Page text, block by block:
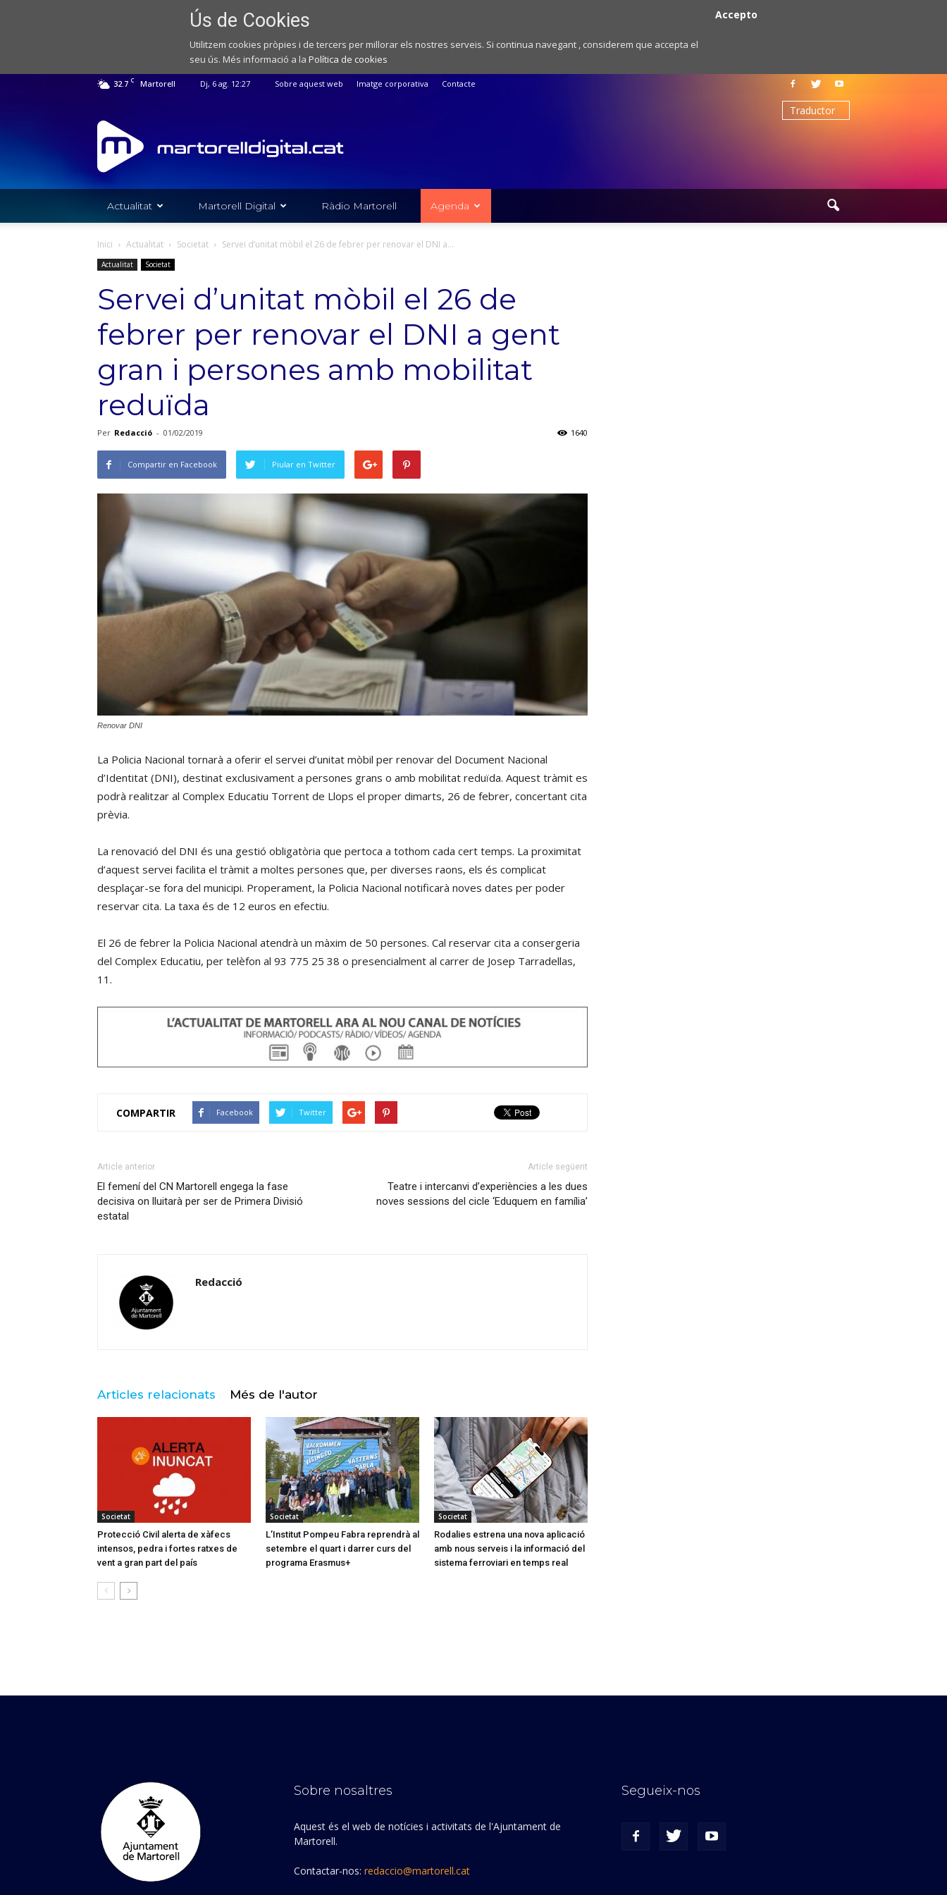
Ús de Cookies
Utilitzem cookies pròpies i de tercers per millorar els nostres serveis. Si continua navegant , considerem que accepta el
seu ús. Més informació a la Política de cookies
Accepto
32.7 C Martorell Dj, 6 ag. 12:27 Sobre aquest web Imatge corporativa Contacte
Web
de
notícies
de
l'Ajuntament
Martorell
Actualitat Martorell Digital Ràdio Martorell Agenda
Inici Actualitat Societat Servei d’unitat mòbil el 26 de febrer per renovar el DNI a...
Actualitat Societat
Servei d’unitat mòbil el 26 de
febrer per renovar el DNI a gent
gran i persones amb mobilitat
reduïda
Per Redacció - 01/02/2019 1640
Compartir en Facebook Piular en Twitter
Renovar DNI
La Policia Nacional tornarà a oferir el servei d’unitat mòbil per renovar del Document Nacional
d’Identitat (DNI), destinat exclusivament a persones grans o amb mobilitat reduïda. Aquest tràmit es
podrà realitzar al Complex Educatiu Torrent de Llops el proper dimarts, 26 de febrer, concertant cita
prèvia.
La renovació del DNI és una gestió obligatòria que pertoca a tothom cada cert temps. La proximitat
d’aquest servei facilita el tràmit a moltes persones que, per diverses raons, els és complicat
desplaçar-se fora del municipi. Properament, la Policia Nacional notificarà noves dates per poder
reservar cita. La taxa és de 12 euros en efectiu.
El 26 de febrer la Policia Nacional atendrà un màxim de 50 persones. Cal reservar cita a consergeria
del Complex Educatiu, per telèfon al 93 775 25 38 o presencialment al carrer de Josep Tarradellas,
11.
COMPARTIR Facebook Twitter
Article anterior
El femení del CN Martorell engega la fase
decisiva on lluitarà per ser de Primera Divisió
estatal
Article següent
Teatre i intercanvi d’experiències a les dues
noves sessions del cicle ‘Eduquem en família’
Redacció
Articles relacionats Més de l'autor
Societat
Protecció Civil alerta de xàfecs
intensos, pedra i fortes ratxes de
vent a gran part del país
Societat
L’Institut Pompeu Fabra reprendrà al
setembre el quart i darrer curs del
programa Erasmus+
Societat
Rodalies estrena una nova aplicació
amb nous serveis i la informació del
sistema ferroviari en temps real
Sobre nosaltres
Aquest és el web de notícies i activitats de l'Ajuntament de
Martorell.
Contactar-nos: redaccio@martorell.cat
Segueix-nos